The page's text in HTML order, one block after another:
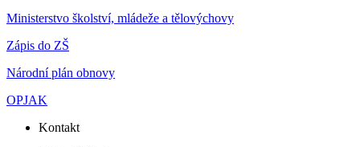
Ministerstvo školství, mládeže a tělovýchovy
Zápis do ZŠ
Národní plán obnovy
OPJAK
Kontakt